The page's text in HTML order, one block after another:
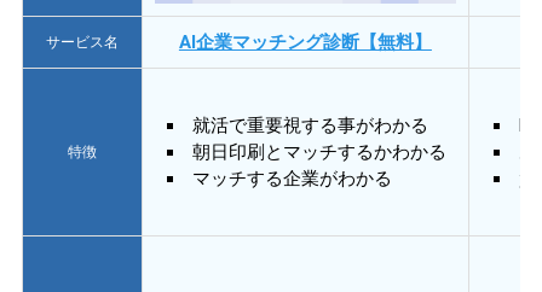
サービス名 AI企業マッチング診断【無料】
特徴
就活で重要視する事がわかる
朝日印刷とマッチするかわかる
マッチする企業がわかる
質